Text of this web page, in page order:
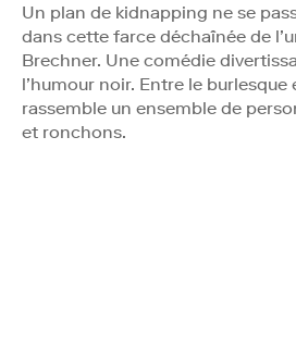
Un plan de kidnapping ne se
dans cette farce déchaînée de
Brechner. Une comédie
l’humour noir. Entre le burlesque
rassemble un ensemble de
et ronchons.